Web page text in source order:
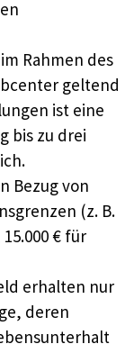
Rahmen des
geltend
ist eine
bis zu drei
Bezug von
(z. B.
€ für
erhalten nur
deren